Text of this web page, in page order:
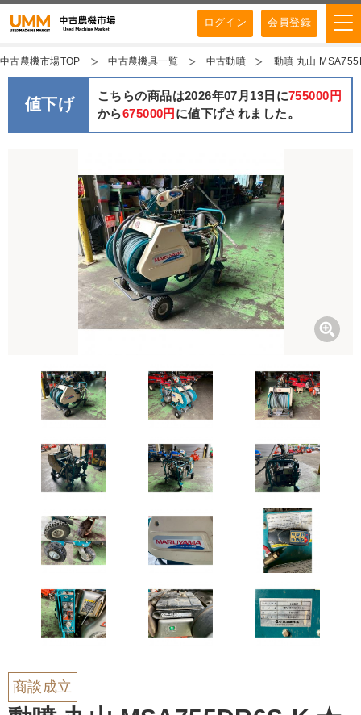
ログイン 会員登録
中古農機市場TOP 中古農機具一覧 中古動噴 動噴 丸山
値下げ こちらの商品は2026年07月13日に755000円
から675000円 に値下げされました。
商談成立